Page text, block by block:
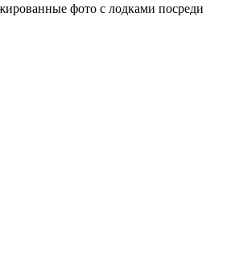
фото с лодками посреди